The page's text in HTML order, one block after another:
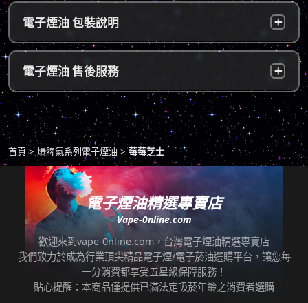
b. 7-11便利店：訂單成立後，24小時內寄出，
2～5個工作天內可送達指定便利店。（ 如遇休
延。遇異常出貨情況，將另外通知您）。
*提示1：線上支付成功並至便利店取貨者須核
對證件，取貨人必須是商品託運單上的收件
人，收件人請勿使用暱稱、假名以免無法順利
取貨。
*提示2：至便利店付款並取貨者，請確認您提
交訂單時的暱稱與包裹是否一致，順利付款後
即可取貨。
*提示3：使用超商到店未取貨者，或會影響
「超商取貨信用」而導致無法再次使用超商取
貨服務，請顧客及時前往取貨。
任何運輸配送方式皆有發生延誤之可能，我們
保證訂單成立後會在24小時內出貨，但無法保
證物流配送零機率延遲。
貨到付款：
使用貨到付款方式只需於配達貨物時，將訂單
款項以新台幣現金的方式繳款，即可完成付
款。
超商付款：
訂單送達門市後，會寄送簡訊通知取貨，請至
超商告知門市人員您訂購時所填寫的聯絡電話
後三碼，並付款取貨。
電子煙油 包裝說明
隱密包裝：
由於台灣法律政策原因，包裝上不會註明內容
物，謝謝理解。
電子煙油 售後服務
退換貨原則 包裹拆封請全程錄影，已確保雙方權益。
商品若有任何瑕疵問題，請拍照/錄影並聯絡本
站客服，以利於退/換貨保固處理。
七天鑑賞期內有任何非人為問題，可免費退/換
貨。超過七天鑑賞期後若要退/換全新未拆封非
瑕疵商品，將收取總金額的20%服務費，並需
自行承擔來回運費。
本站所有商品在運送途中均有可能因為壓力改
變而造成滲漏問題，如發現滲漏，請拍照/錄影
並聯絡客服進行免費退換。有其他疑慮請聯絡
客服。
首頁 爆脾氣系列電子煙油 莓莓芝士
電子煙油精選專賣店
Vape-0nline.com
歡迎來到vape-0nline.com，台灣電子煙油精選專賣店
我們致力於成為行業頂尖精品電子煙/電子菸油選購平台，讓您每
一分消費都享受五星級保障服務！
貼心提醒：本商品僅提供已滿法定吸菸年齡之消費者選購